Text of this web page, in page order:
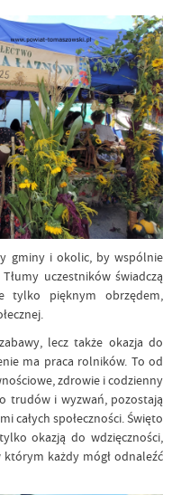
gminy i okolic, by wspólnie
uczestników świadczą
pięknym obrzędem,
lecz także okazja do
ma praca rolników. To od
zdrowie i codzienny
trudów i wyzwań, pozostają
całych społeczności. Święto
okazją do wdzięczności,
każdy mógł odnaleźć